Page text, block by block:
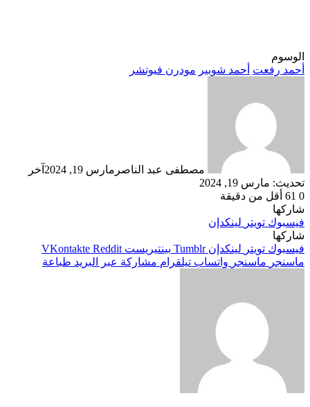
الوسوم
أحمد رفعت أحمد شوبير مودرن فيوتشر
مصطفى عبد الناصر مارس 19, 2024
آخر
تحديث: مارس 19, 2024
0
أقل من دقيقة
شاركها
فيسبوك تويتر لينكدإن
شاركها
فيسبوك تويتر لينكدإن بينتيريست
ماسنجر ماسنجر واتساب تيلقرام مشاركة عبر البريد طباعة